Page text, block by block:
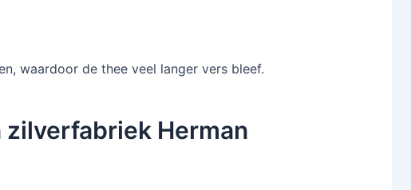
waardoor de thee veel langer vers bleef.
Herman